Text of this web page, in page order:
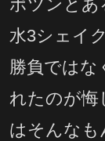
ポツンとあ
水3シェイ
勝負ではな
れたのが悔
はそんなも